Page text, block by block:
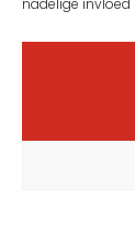
nadelige